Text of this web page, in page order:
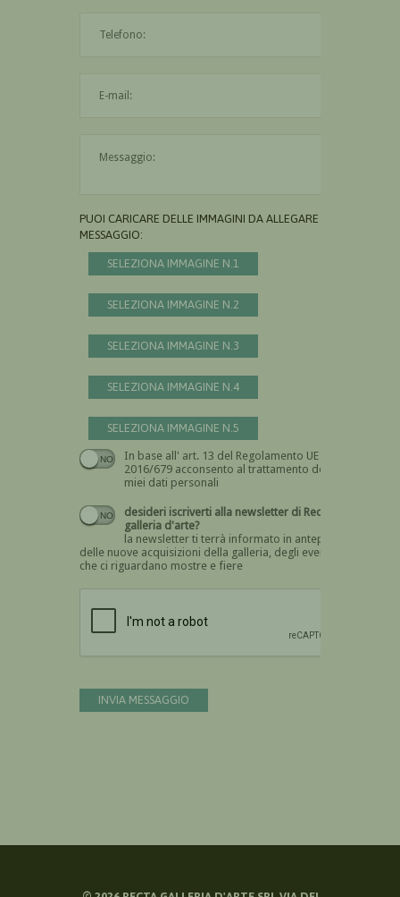
PUOI CARICARE DELLE IMMAGINI DA ALLEGARE AL
MESSAGGIO:
SELEZIONA IMMAGINE N.1
SELEZIONA IMMAGINE N.2
SELEZIONA IMMAGINE N.3
SELEZIONA IMMAGINE N.4
SELEZIONA IMMAGINE N.5
In base all' art. 13 del Regolamento UE n.
2016/679 acconsento al trattamento dei
miei dati personali
Devi dare il consenso
desideri iscriverti alla newsletter di Recta
galleria d'arte?
la newsletter ti terrà informato in anteprima
delle nuove acquisizioni della galleria, degli eventi
che ci riguardano mostre e fiere
INVIA MESSAGGIO